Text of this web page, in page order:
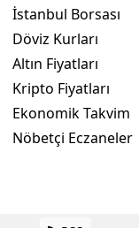
İstanbul Borsası
Döviz Kurları
Altın Fiyatları
Kripto Fiyatları
Ekonomik Takvim
Nöbetçi Eczaneler